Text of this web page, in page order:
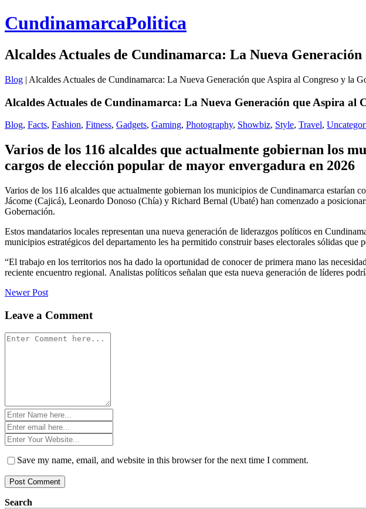
CundinamarcaPolitica
Alcaldes Actuales de Cundinamarca: La Nueva
Blog | Alcaldes Actuales de Cundinamarca: La Nueva Generación que Aspira al Congreso y la
Alcaldes Actuales de Cundinamarca: La Nueva Generación que Aspira al
Blog, Facts, Fashion, Fitness, Gadgets, Gaming, Photography, Showbiz, Style, Travel,
Varios de los 116 alcaldes que actualmente gobiernan los
cargos de elección popular de mayor envergadura en 2026
Varios de los 116 alcaldes que actualmente gobiernan los municipios de Cundinamarca estarían
Jácome (Cajicá), Leonardo Donoso (Chía) y Richard Bernal (Ubaté) han comenzado a
Gobernación.
Estos mandatarios locales representan una nueva generación de liderazgos políticos en
municipios estratégicos del departamento les ha permitido construir bases electorales sólidas que
“El trabajo en los territorios nos ha dado la oportunidad de conocer de primera mano las
reciente encuentro regional. Analistas políticos señalan que esta nueva generación de líderes
Post
navigation
Newer Post
Leave a Comment
Comment
Name
*Email
*Website
*
Save my name, email, and website in this browser for the next time I comment.
Search